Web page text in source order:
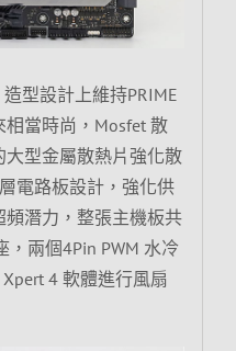
型設計上維持PRIME
當時尚，Mosfet 散
型金屬散熱片強化散
電路板設計，強化供
潛力，整張主機板共
，兩個4Pin PWM 水冷
4 軟體進行風扇